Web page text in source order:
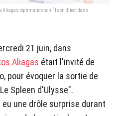
Aliagas réprimande son fils en direct dans
21 juin, dans
Aliagas était l'invité de
pour évoquer la sortie de
Spleen d'Ulysse".
une drôle surprise durant